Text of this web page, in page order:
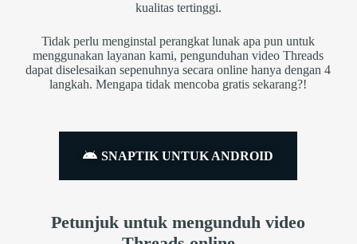
kualitas tertinggi.
Tidak perlu menginstal perangkat lunak apa pun untuk
menggunakan layanan kami, pengunduhan video Threads
dapat diselesaikan sepenuhnya secara online hanya dengan 4
langkah. Mengapa tidak mencoba gratis sekarang?!
SNAPTIK UNTUK ANDROID
Petunjuk untuk mengunduh video